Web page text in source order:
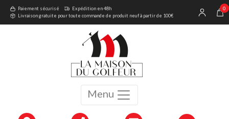
Menu
Paiement sécurisé
Expédition en 48h
Livraison gratuite pour toute commande de produit neuf à partir de 100€
0